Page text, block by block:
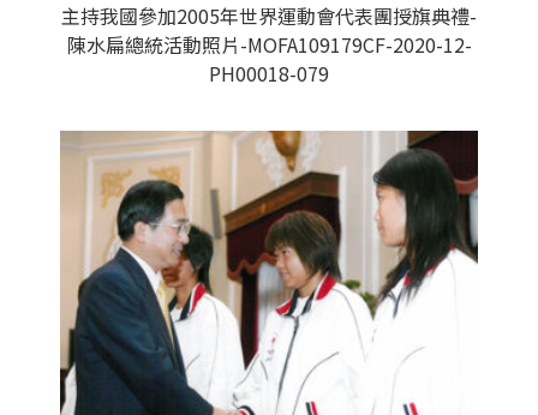
主持我國參加2005年世界運動會代表團授旗典禮-
陳水扁總統活動照片-MOFA109179CF-2020-12-
PH00018-079